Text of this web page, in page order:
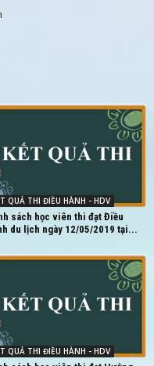
QUẢ THI ĐIỀU HÀNH - HDV
sách học viên thi đạt Điều
du lịch ngày 12/05/2019 tại...
QUẢ THI ĐIỀU HÀNH - HDV